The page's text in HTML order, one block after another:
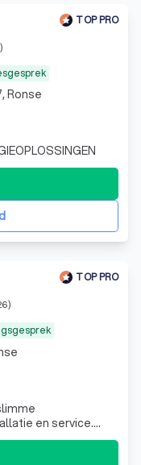
TOP PRO
Ronse
TOP PRO
en service.